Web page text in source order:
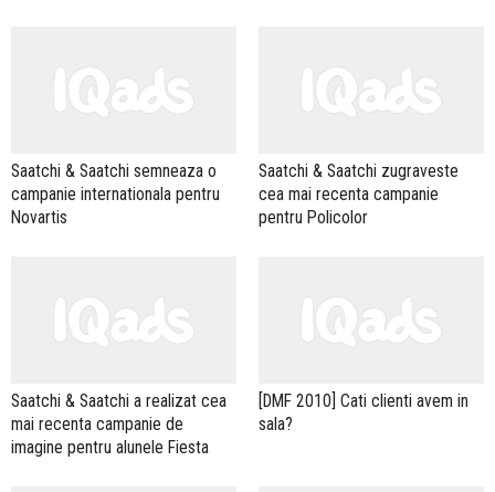
Saatchi & Saatchi semneaza o
campanie internationala pentru
Novartis
Saatchi & Saatchi zugraveste
cea mai recenta campanie
pentru Policolor
Saatchi & Saatchi a realizat cea
mai recenta campanie de
imagine pentru alunele Fiesta
[DMF 2010] Cati clienti avem in
sala?